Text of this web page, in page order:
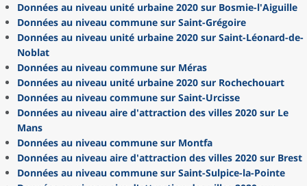
Données au niveau unité urbaine 2020 sur Bosmie-l'Aiguille
Données au niveau commune sur Saint-Grégoire
Données au niveau unité urbaine 2020 sur Saint-Léonard-de-
Noblat
Données au niveau commune sur Méras
Données au niveau unité urbaine 2020 sur Rochechouart
Données au niveau commune sur Saint-Urcisse
Données au niveau aire d'attraction des villes 2020 sur Le
Mans
Données au niveau commune sur Montfa
Données au niveau aire d'attraction des villes 2020 sur Brest
Données au niveau commune sur Saint-Sulpice-la-Pointe